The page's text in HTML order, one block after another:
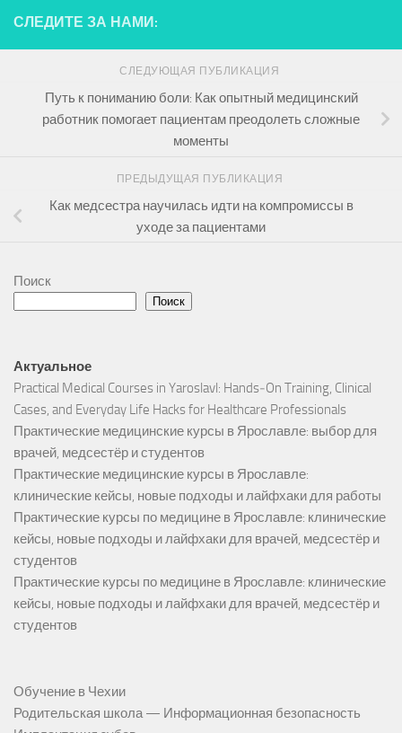
СЛЕДИТЕ ЗА НАМИ:
СЛЕДУЮЩАЯ ПУБЛИКАЦИЯ
Путь к пониманию боли: Как опытный медицинский
работник помогает пациентам преодолеть сложные
моменты
ПРЕДЫДУЩАЯ ПУБЛИКАЦИЯ
Как медсестра научилась идти на компромиссы в
уходе за пациентами
Поиск
Поиск
Актуальное
Practical Medical Courses in Yaroslavl: Hands‑On Training, Clinical
Cases, and Everyday Life Hacks for Healthcare Professionals
Практические медицинские курсы в Ярославле: выбор для
врачей, медсестёр и студентов
Практические медицинские курсы в Ярославле:
клинические кейсы, новые подходы и лайфхаки для работы
Практические курсы по медицине в Ярославле: клинические
кейсы, новые подходы и лайфхаки для врачей, медсестёр и
студентов
Практические курсы по медицине в Ярославле: клинические
кейсы, новые подходы и лайфхаки для врачей, медсестёр и
студентов
Обучение в Чехии
Родительская школа — Информационная безопасность